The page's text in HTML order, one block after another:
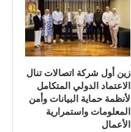
زين أول شركة اتصالات تنال
الاعتماد الدولي المتكامل
لأنظمة حماية البيانات وأمن
المعلومات واستمرارية
الأعمال